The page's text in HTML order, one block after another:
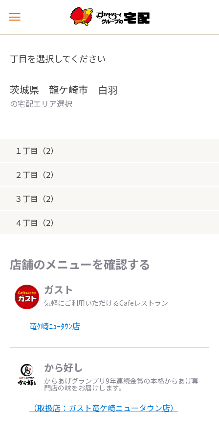
メ
ュ
を
丁目を選択してください
茨城県 龍ケ崎市 白羽
の宅配エリア選択
１丁目（2）
２丁目（2）
３丁目（2）
４丁目（2）
店舗のメニューを確認する
ガスト
気軽にご利用いただけるCafeレストラン
竜ｹ崎ﾆｭｰﾀｳﾝ店
から好し
からあげグランプリ9年連続金賞の本格からあげ専
門店の味をお届けします。
（取扱店：ガスト竜ケ崎ニュータウン店）